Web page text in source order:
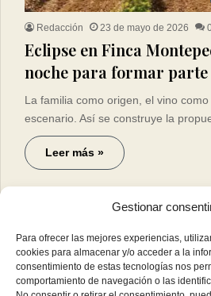
Gestionar
Para ofrecer las mejores experiencias,
cookies para almacenar y/o acceder a la
consentimiento de estas tecnologías nos
comportamiento de navegación o las
Redacción 23 de mayo de 2026
Eclipse en Finca
noche para formar
La familia como origen, el vino
escenario. Así se construye la
Leer más »